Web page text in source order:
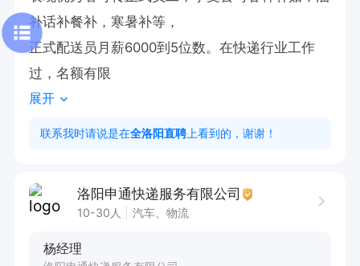
补话补餐补，寒暑补等，
正式配送员月薪6000到5位数。在快递行业工作
过，名额有限
展开
联系我时请说是在全洛阳直聘 上看到的，谢谢！
洛阳申通快递服务有限公司
10-30人 汽车、物流
杨经理